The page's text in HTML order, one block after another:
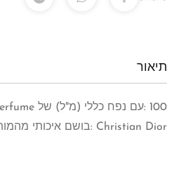
תיאור
Christian Dior :בושם איכותי מהמותג